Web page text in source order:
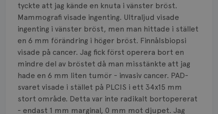
tyckte att jag kände en knuta i vänster bröst.
Mammografi visade ingenting. Ultraljud visade
ingenting i vänster bröst, men man hittade i stället
en 6 mm förändring i höger bröst. Finnålsbiopsi
visade på cancer. Jag fick först operera bort en
mindre del av bröstet då man misstänkte att jag
hade en 6 mm liten tumör - invasiv cancer. PAD-
svaret visade i stället på PLCIS i ett 34x15 mm
stort område. Detta var inte radikalt bortopererat
- endast 1 mm marginal, 0 mm mot djupet. Jag
Knöl
Läkemedel
Typ av bröstcancer
Smärta
Prognos
Risker